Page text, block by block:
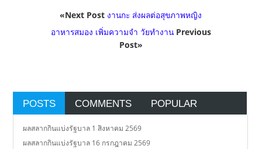
«Next Post งานกะ ส่งผลต่อสุขภาพหญิง
อาหารสมอง เพิ่มความจำ วัยทำงานPrevious
Post»
POSTS COMMENTS POPULAR
ผลสลากกินแบ่งรัฐบาล 1 สิงหาคม 2569
ผลสลากกินแบ่งรัฐบาล 16 กรกฎาคม 2569